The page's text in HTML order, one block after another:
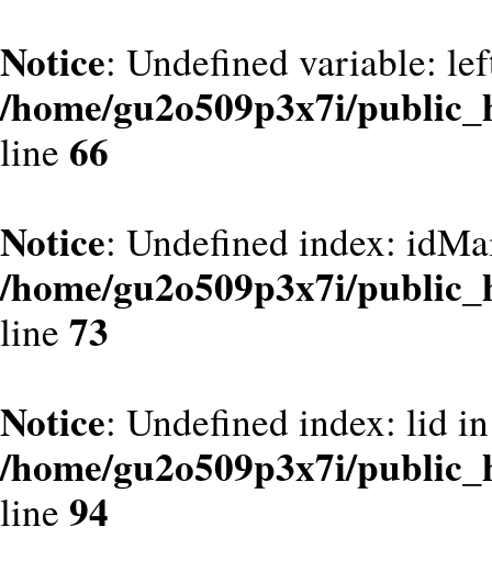
Notice: Undefined variable:
/home/gu2o509p3x7i/
line 66
Notice: Undefined index:
/home/gu2o509p3x7i/
line 73
Notice: Undefined index: lid in
/home/gu2o509p3x7i/
line 94